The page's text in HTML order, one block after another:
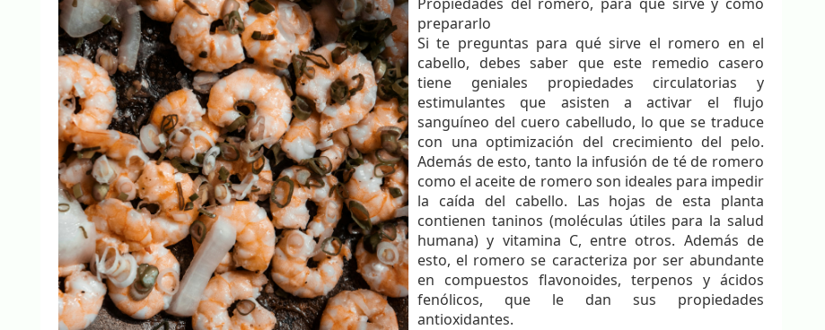
prepararlo
Si te preguntas para qué sirve el romero en el
cabello, debes saber que este remedio casero
tiene geniales propiedades circulatorias y
estimulantes que asisten a activar el flujo
sanguíneo del cuero cabelludo, lo que se traduce
con una optimización del crecimiento del pelo.
Además de esto, tanto la infusión de té de romero
como el aceite de romero son ideales para impedir
la caída del cabello. Las hojas de esta planta
contienen taninos (moléculas útiles para la salud
humana) y vitamina C, entre otros. Además de
esto, el romero se caracteriza por ser abundante
en compuestos flavonoides, terpenos y ácidos
fenólicos, que le dan sus propiedades
antioxidantes.